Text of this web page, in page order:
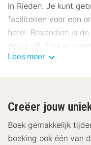
in Rieden. Je kunt
faciliteiten voor een
hotel. Bovendien is
dagje uit. Trek er
omgeving van
Lees meer
Creëer jouw
Boek gemakkelijk
boeking ook één van